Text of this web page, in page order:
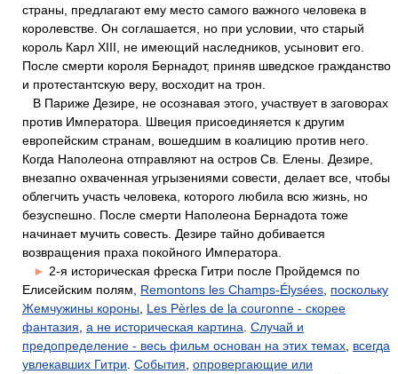
страны, предлагают ему место самого важного человека в
королевстве. Он соглашается, но при условии, что старый
король Карл XIII, не имеющий наследников, усыновит его.
После смерти короля Бернадот, приняв шведское гражданство
и протестантскую веру, восходит на трон.
В Париже Дезире, не осознавая этого, участвует в заговорах
против Императора. Швеция присоединяется к другим
европейским странам, вошедшим в коалицию против него.
Когда Наполеона отправляют на остров Св. Елены. Дезире,
внезапно охваченная угрызениями совести, делает все, чтобы
облегчить участь человека, которого любила всю жизнь, но
безуспешно. После смерти Наполеона Бернадота тоже
начинает мучить совесть. Дезире тайно добивается
возвращения праха покойного Императора.
► 2-я историческая фреска Гитри после Пройдемся по
Елисейским полям, Remontons les Champs-Élysées поскольку
Жемчужины короны
Les Pèrles de la couronne - скорее
фантазия а не историческая картина Случай и
предопределение - весь фильм основан на этих темах всегда
увлекавших Гитри События опровергающие или